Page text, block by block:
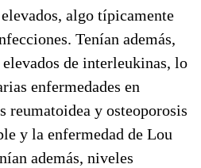
algo típicamente
Tenían además,
de interleukinas, lo
enfermedades en
reumatoidea y osteoporosis
y la enfermedad de Lou
además, niveles